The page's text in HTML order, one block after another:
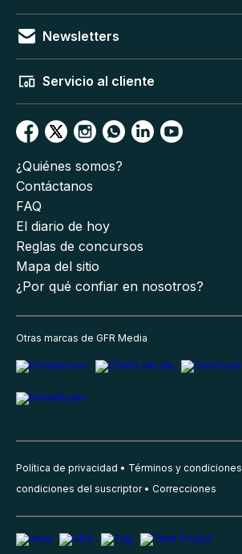
Newsletters
Servicio al cliente
¿Quiénes somos?
Contáctanos
FAQ
El diario de hoy
Reglas de concursos
Mapa del sitio
¿Por qué confiar en nosotros?
Otras marcas de GFR Media
Política de privacidad Términos y condiciones
condiciones del suscriptor
Correcciones